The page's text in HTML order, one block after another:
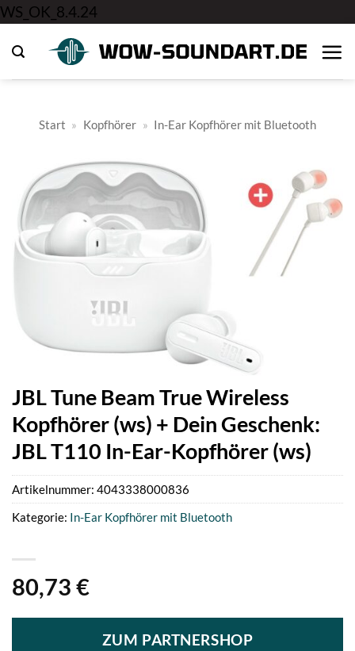
WS_OK_8.4.24
springen
Start » Kopfhörer » In-Ear Kopfhörer mit Bluetooth
JBL Tune Beam True Wireless
Kopfhörer (ws) + Dein Geschenk:
JBL T110 In-Ear-Kopfhörer (ws)
80,73 €
ZUM PARTNERSHOP
Artikelnummer: 4043338000836
Kategorie: In-Ear Kopfhörer mit Bluetooth